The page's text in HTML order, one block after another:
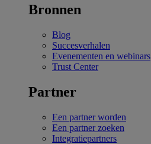
Bronnen
Blog
Succesverhalen
Evenementen en webinars
Trust Center
Partner
Een partner worden
Een partner zoeken
Integratiepartners